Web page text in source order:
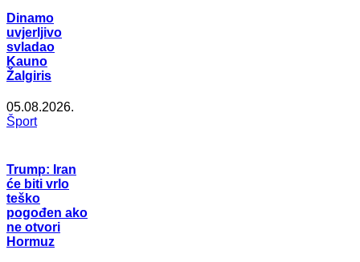
Dinamo
uvjerljivo
svladao
Kauno
Žalgiris
05.08.2026.
Šport
Trump: Iran
će biti vrlo
teško
pogođen ako
ne otvori
Hormuz